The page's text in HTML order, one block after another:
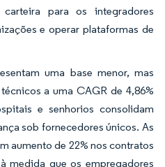
para os integradores
e operar plataformas de
uma base menor, mas
a uma CAGR de 4,86%
e senhorios consolidam
sob fornecedores únicos. As
aumento de 22% nos contratos
medida que os empregadores